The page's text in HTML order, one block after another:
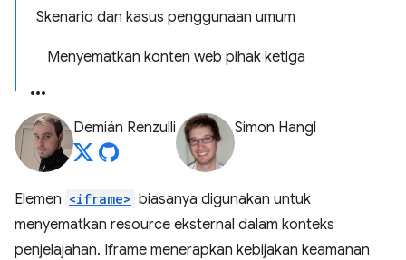
Skenario dan kasus penggunaan umum
Menyematkan konten web pihak ketiga
Demián Renzulli Simon Hangl
Elemen <iframe> biasanya digunakan untuk
menyematkan resource eksternal dalam konteks
penjelajahan. Iframe menerapkan kebijakan keamanan